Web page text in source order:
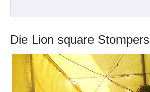
Erfolge
JUGEND
Die Lion square Stompers